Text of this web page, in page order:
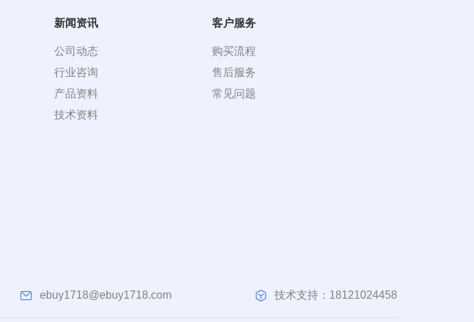
新闻资讯
公司动态
行业咨询
产品资料
技术资料
客户服务
购买流程
售后服务
常见问题
ebuy1718@ebuy1718.com 技术支持：18121024458